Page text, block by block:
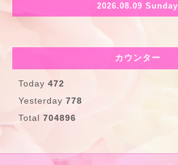
2026.08.09 Sunday
カウンター
Today 472
Yesterday 778
Total 704896